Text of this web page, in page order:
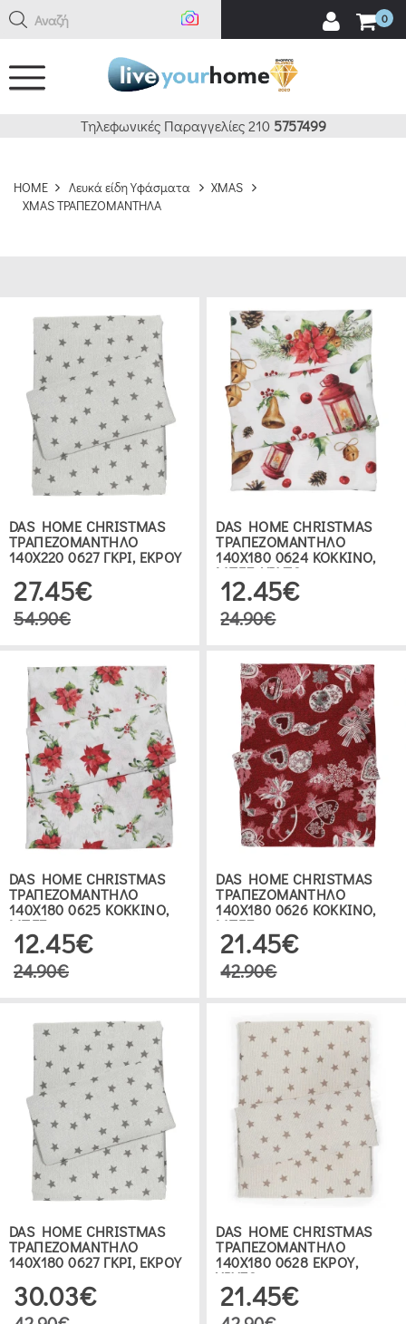
Αναζήτηση ε 0
Τηλεφωνικές Παραγγελίες 210 5757499
HOME Λευκά είδη Υφάσματα
XMAS
XMAS ΤΡΑΠΕΖΟΜΑΝΤΗΛΑ
DAS HOME CHRISTMAS
ΤΡΑΠΕΖΟΜΑΝΤΗΛΟ
140Χ220 0627 ΓΚΡΙ, ΕΚΡΟΥ
27.45€
54.90€
DAS HOME CHRISTMAS
ΤΡΑΠΕΖΟΜΑΝΤΗΛΟ
140Χ180 0624 ΚΟΚΚΙΝΟ,
ΜΠΕΖ, ΧΡΥΣΟ
12.45€
24.90€
DAS HOME CHRISTMAS
ΤΡΑΠΕΖΟΜΑΝΤΗΛΟ
140Χ180 0625 ΚΟΚΚΙΝΟ,
ΜΠΕΖ
12.45€
24.90€
DAS HOME CHRISTMAS
ΤΡΑΠΕΖΟΜΑΝΤΗΛΟ
140Χ180 0626 ΚΟΚΚΙΝΟ,
ΜΠΕΖ
21.45€
42.90€
DAS HOME CHRISTMAS
ΤΡΑΠΕΖΟΜΑΝΤΗΛΟ
140Χ180 0627 ΓΚΡΙ, ΕΚΡΟΥ
30.03€
DAS HOME CHRISTMAS
ΤΡΑΠΕΖΟΜΑΝΤΗΛΟ
140Χ180 0628 ΕΚΡΟΥ,
ΧΡΥΣΟ
21.45€
ΦΙΛΤΡΑ
HOME
€0.00
ΔΕΙΤΕ 18 ΠΡΟΪΟΝΤΑ